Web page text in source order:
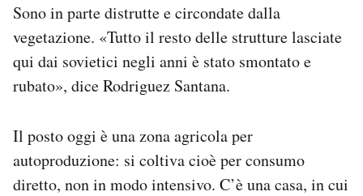
Sono in parte distrutte e circondate dalla
vegetazione. «Tutto il resto delle strutture lasciate
qui dai sovietici negli anni è stato smontato e
rubato», dice Rodriguez Santana.
Il posto oggi è una zona agricola per
autoproduzione: si coltiva cioè per consumo
diretto, non in modo intensivo. C’è una casa, in cui